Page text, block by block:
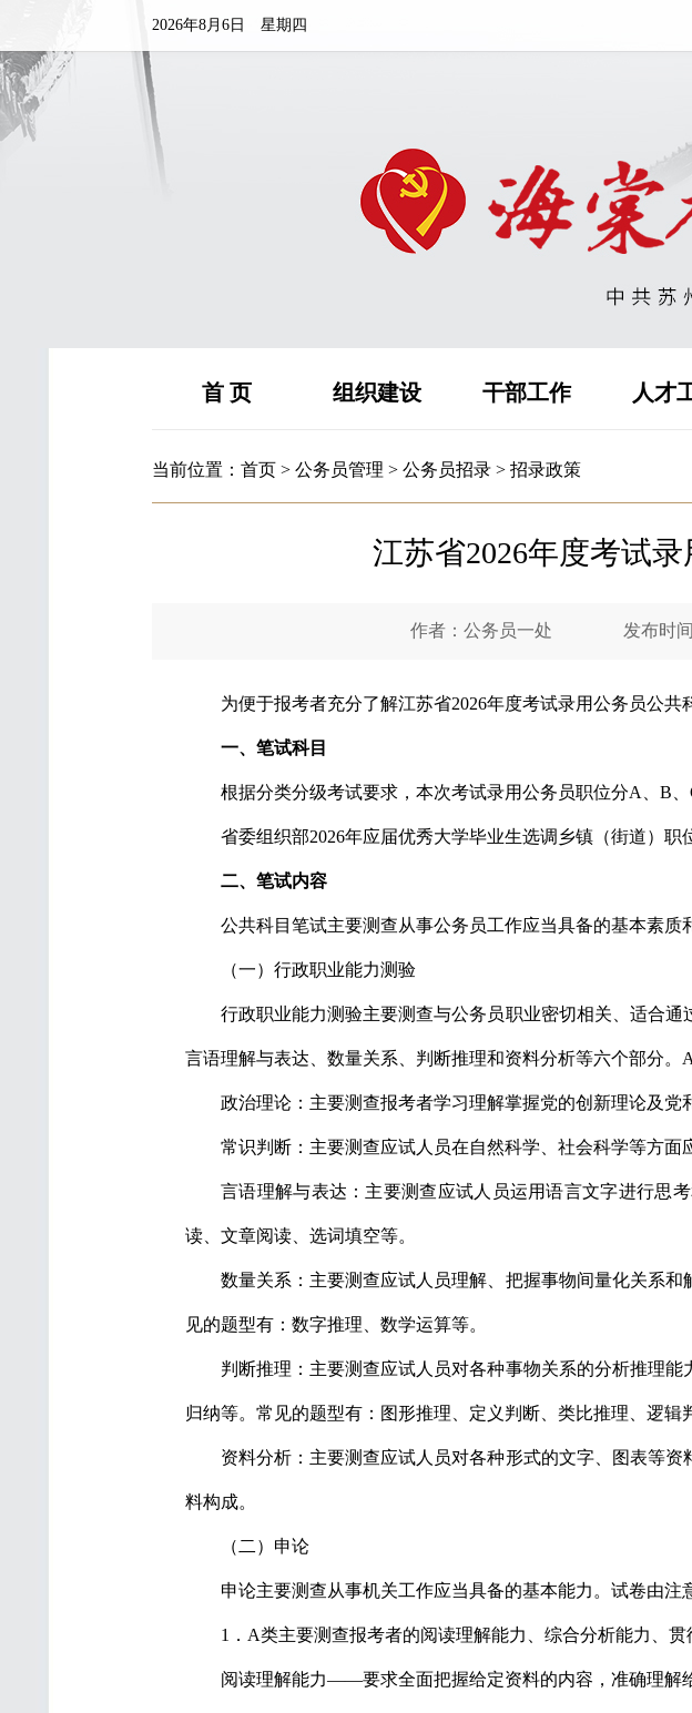
2026年8月6日 星期四
首 页 组织建设 干部工作 人才
当前位置： 首页 > 公务员管理 > 公务员招录 > 招录政策
江苏省2026年度考试
作者：公务员一处 发布时间
为便于报考者充分了解江苏省2026年度考试录用公务员公共
一、笔试科目
根据分类分级考试要求，本次考试录用公务员职位分A、B
省委组织部2026年应届优秀大学毕业生选调乡镇（街道）职
二、笔试内容
公共科目笔试主要测查从事公务员工作应当具备的基本素质
（一）行政职业能力测验
行政职业能力测验主要测查与公务员职业密切相关、适合
言语理解与表达、数量关系、判断推理和资料分析等六个部分。
政治理论：主要测查报考者学习理解掌握党的创新理论及党
常识判断：主要测查应试人员在自然科学、社会科学等方面
言语理解与表达：主要测查应试人员运用语言文字进行思
读、文章阅读、选词填空等。
数量关系：主要测查应试人员理解、把握事物间量化关系
见的题型有：数字推理、数学运算等。
判断推理：主要测查应试人员对各种事物关系的分析推理
归纳等。常见的题型有：图形推理、定义判断、类比推理、逻辑
资料分析：主要测查应试人员对各种形式的文字、图表等
料构成。
（二）申论
申论主要测查从事机关工作应当具备的基本能力。试卷由注
1．A类主要测查报考者的阅读理解能力、综合分析能力、
阅读理解能力——要求全面把握给定资料的内容，准确理解